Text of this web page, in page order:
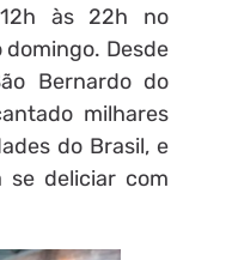
às 22h no
domingo. Desde
Bernardo do
milhares
do Brasil, e
se deliciar com